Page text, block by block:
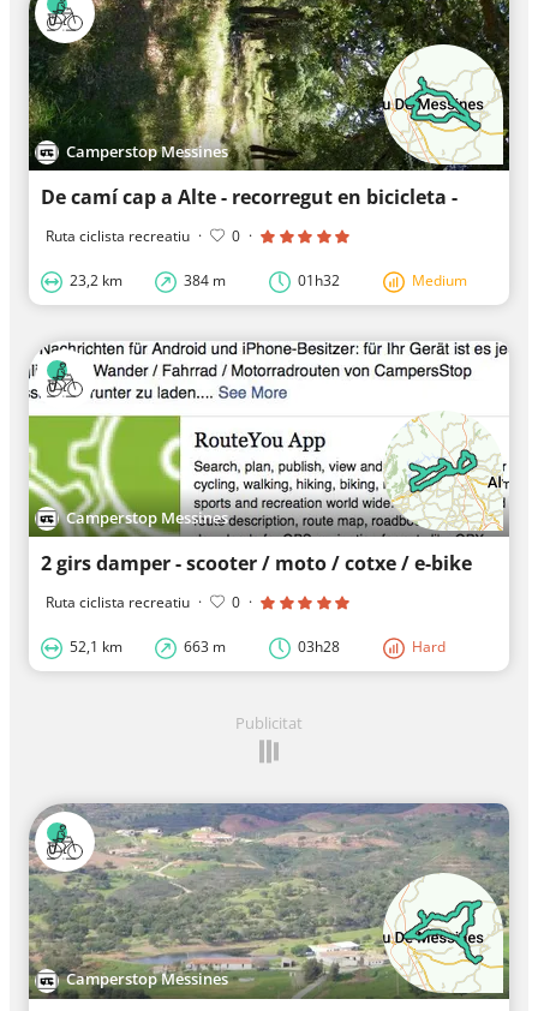
Camperstop Messines
De camí cap a Alte - recorregut en bicicleta -
Ruta ciclista recreatiu · 0 ·
23,2 km 384 m 01h32 Medium
Camperstop Messines
2 girs damper - scooter / moto / cotxe / e-bike
Ruta ciclista recreatiu · 0 ·
52,1 km 663 m 03h28 Hard
Publicitat
Camperstop Messines